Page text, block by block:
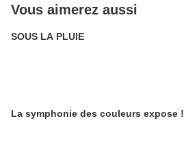
Vous aimerez aussi
SOUS LA PLUIE
La symphonie des couleurs expose !